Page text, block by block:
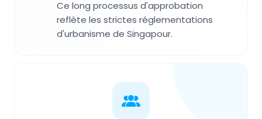
Ce long processus d'approbation
reflète les strictes réglementations
d'urbanisme de Singapour.